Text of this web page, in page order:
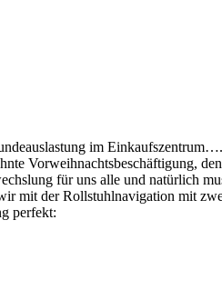
im
Vorweihnachtsbeschäftigung,
für uns alle und natürlich
mit der Rollstuhlnavigation mit
perfekt: